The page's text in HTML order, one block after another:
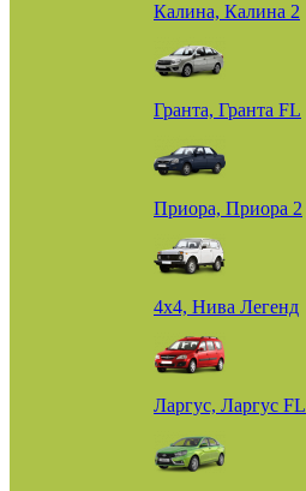
Калина, Калина 2
Гранта, Гранта FL
Приора, Приора 2
4х4, Нива Легенд
Ларгус, Ларгус FL